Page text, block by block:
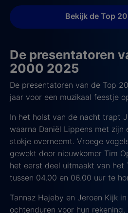
Bekijk de Top
De presentatoren
2000 2025
De presentatoren van de Top
jaar voor een muzikaal feestje
In het holst van de nacht trapt
waarna Daniël Lippens met zijn
stokje overneemt. Vroege
gewekt door nieuwkomer Tim
het eerst deel uitmaakt van het
tussen 04.00 en 06.00 uur te
Tannaz Hajeby en Jeroen Kijk
ochtenduren voor hun